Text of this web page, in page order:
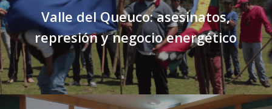
Valle del Queuco: asesinatos,
represión y negocio energético